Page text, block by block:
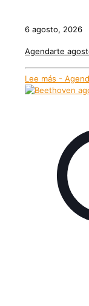
6 agosto, 2026
Agendarte
Lee más -